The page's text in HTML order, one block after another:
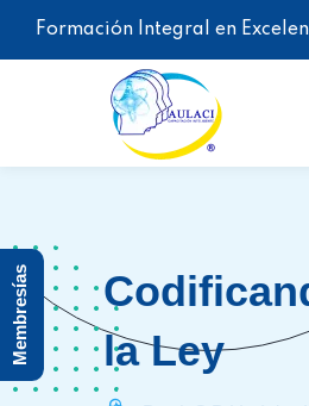
Formación Integral en
la Ley
Membresías